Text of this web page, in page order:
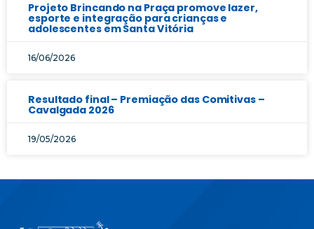
Projeto Brincando na Praça promove lazer,
esporte e integração para crianças e
adolescentes em Santa Vitória
16/06/2026
Resultado final – Premiação das Comitivas –
Cavalgada 2026
19/05/2026